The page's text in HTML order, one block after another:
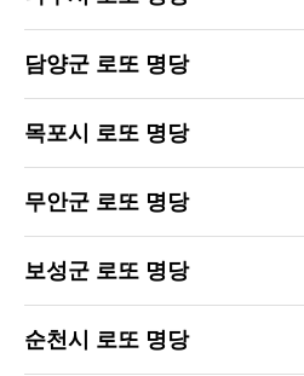
담양군 로또 명당
목포시 로또 명당
무안군 로또 명당
보성군 로또 명당
순천시 로또 명당